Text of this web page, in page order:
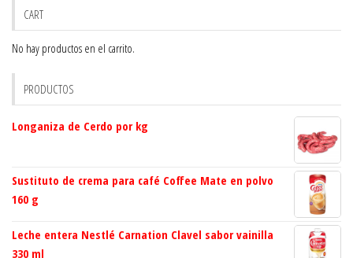
CART
No hay productos en el carrito.
PRODUCTOS
Longaniza de Cerdo por kg
Sustituto de crema para café Coffee Mate en polvo
160 g
Leche entera Nestlé Carnation Clavel sabor vainilla
330 ml